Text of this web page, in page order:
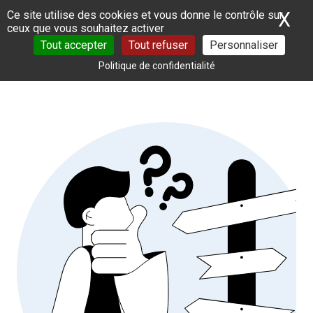
Panneau de gestion des cookies
Ce site utilise des cookies et vous donne le contrôle sur
ceux que vous souhaitez activer
Tout accepter
Tout refuser Personnaliser
Politique de confidentialité
X